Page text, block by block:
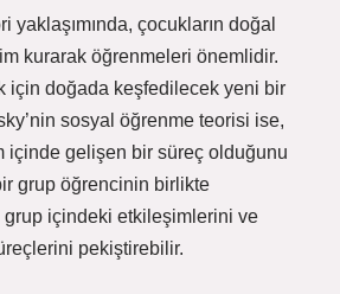
yaklaşımında, çocukların doğal
kurarak öğrenmeleri önemlidir.
için doğada keşfedilecek yeni bir
sosyal öğrenme teorisi ise,
içinde gelişen bir süreç olduğunu
grup öğrencinin birlikte
grup içindeki etkileşimlerini ve
pekiştirebilir.